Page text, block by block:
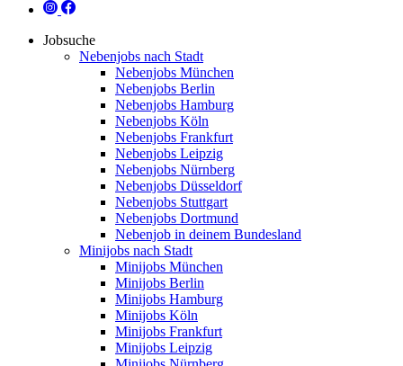
Jobsuche
Nebenjobs nach Stadt
Nebenjobs München
Nebenjobs Berlin
Nebenjobs Hamburg
Nebenjobs Köln
Nebenjobs Frankfurt
Nebenjobs Leipzig
Nebenjobs Nürnberg
Nebenjobs Düsseldorf
Nebenjobs Stuttgart
Nebenjobs Dortmund
Nebenjob in deinem Bundesland
Minijobs nach Stadt
Minijobs München
Minijobs Berlin
Minijobs Hamburg
Minijobs Köln
Minijobs Frankfurt
Minijobs Leipzig